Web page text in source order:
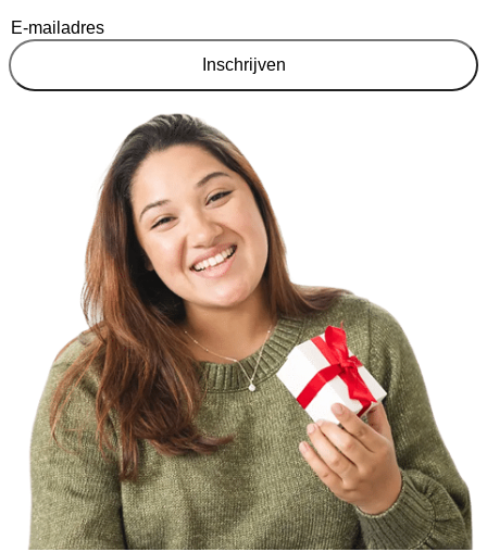
Inschrijven